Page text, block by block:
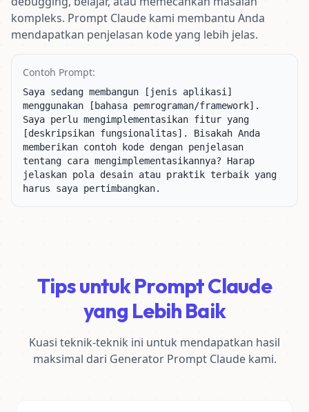
kompleks. Prompt Claude kami membantu Anda
mendapatkan penjelasan kode yang lebih jelas.
Contoh Prompt:
Saya sedang membangun [jenis aplikasi]
menggunakan [bahasa pemrograman/framework].
Saya perlu mengimplementasikan fitur yang
[deskripsikan fungsionalitas]. Bisakah Anda
memberikan contoh kode dengan penjelasan
tentang cara mengimplementasikannya? Harap
jelaskan pola desain atau praktik terbaik yang
harus saya pertimbangkan.
Tips untuk Prompt Claude
yang Lebih Baik
Kuasi teknik-teknik ini untuk mendapatkan hasil
maksimal dari Generator Prompt Claude kami.